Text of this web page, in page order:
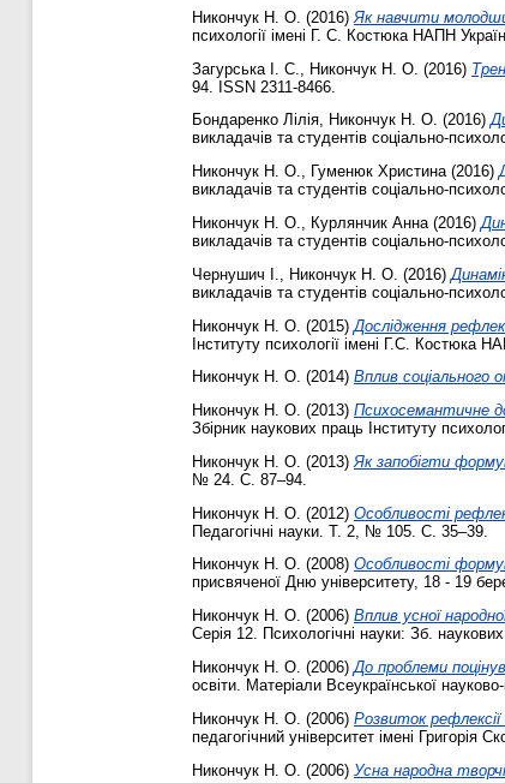
Никончук Н. О. (2016) Як навчити
психології імені Г. С. Костюка НАПН
Загурська І. С.
Никончук Н. О. (2016)
94. ISSN 2311-8466.
Бондаренко Лілія, Никончук Н. О. (2016)
викладачів та студентів соціально-
Никончук Н. О., Гуменюк Христина(2016)
викладачів та студентів соціально-
Никончук Н. О.
Курлянчик Анна (2016)
викладачів та студентів соціально-
Чернушич І.
Никончук Н. О. (2016)
викладачів та студентів соціально-
Никончук Н. О. (2015) Дослідження
Інституту психології імені Г.С. Костюка
Никончук Н. О. (2014) Вплив соціального
Никончук Н. О. (2013) Психосемантичне
Збірник наукових праць Інституту
Никончук Н. О. (2013) Як запобігти
№ 24. С. 87–94.
Никончук Н. О. (2012) Особливості
Педагогічні науки. Т. 2, № 105. С. 35–39.
Никончук Н. О. (2008) Особливості
присвяченої Дню університету, 18 - 19
Никончук Н. О. (2006) Вплив усної
Серія 12. Психологічні науки: Зб.
Никончук Н. О. (2006)До проблеми
освіти. Матеріали Всеукраїнської
Никончук Н. О. (2006) Розвиток
педагогічний університет імені Григорія
Никончук Н. О. (2006) Усна народна